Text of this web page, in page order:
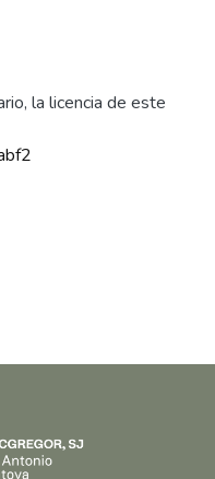
la licencia de este